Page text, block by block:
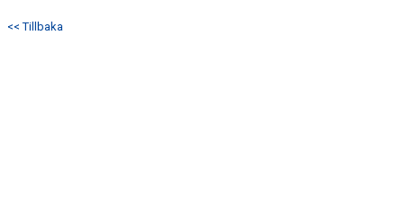
<< Tillbaka